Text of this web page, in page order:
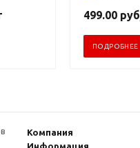
499.00 руб
ПОДРОБНЕЕ
Компания
Информация